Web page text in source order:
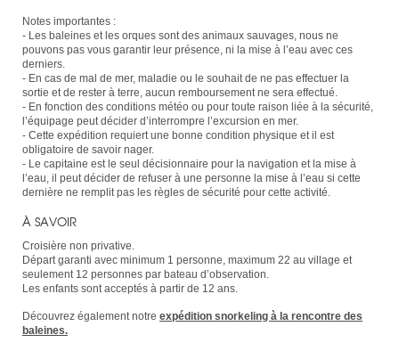
Notes importantes :
- Les baleines et les orques sont des animaux sauvages, nous ne
pouvons pas vous garantir leur présence, ni la mise à l’eau avec ces
derniers.
- En cas de mal de mer, maladie ou le souhait de ne pas effectuer la
sortie et de rester à terre, aucun remboursement ne sera effectué.
- En fonction des conditions météo ou pour toute raison liée à la sécurité,
l’équipage peut décider d’interrompre l’excursion en mer.
- Cette expédition requiert une bonne condition physique et il est
obligatoire de savoir nager.
- Le capitaine est le seul décisionnaire pour la navigation et la mise à
l’eau, il peut décider de refuser à une personne la mise à l’eau si cette
dernière ne remplit pas les règles de sécurité pour cette activité.
À SAVOIR
Croisière non privative.
Départ garanti avec minimum 1 personne, maximum 22 au village et
seulement 12 personnes par bateau d’observation.
Les enfants sont acceptés à partir de 12 ans.
Découvrez également notre expédition snorkeling à la rencontre des
baleines.